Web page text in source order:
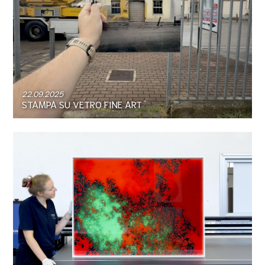
22.09.2025
STAMPA SU VETRO FINE ART